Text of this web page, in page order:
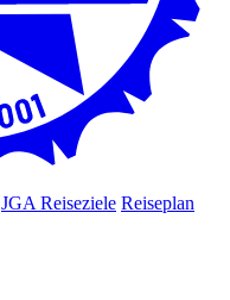
JGA Reiseziele Reiseplan